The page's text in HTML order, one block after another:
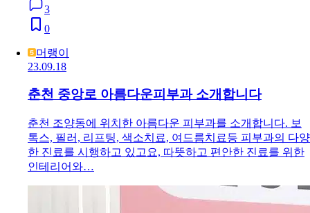
3
0
머랭이
23.09.18
춘천 중앙로 아름다운피부과 소개합니다
춘천 조양동에 위치한 아름다운 피부과를 소개합니다. 보
톡스, 필러, 리프팅, 색소치료, 여드름치료등 피부과의 다양
한 진료를 시행하고 있고요, 따뜻하고 편안한 진료를 위한
인테리어와…